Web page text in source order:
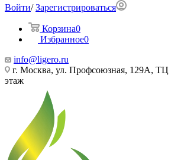
Войти/Зарегистрироваться
Корзина0
Избранное0
info@ligero.ru
г. Москва, ул. Профсоюзная, 129А,
этаж